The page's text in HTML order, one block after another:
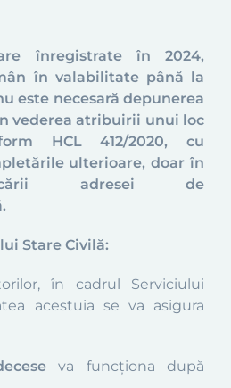
înregistrate în 2024,
în valabilitate până la
este necesară depunerea
vederea atribuirii unui loc
HCL 412/2020, cu
ulterioare, doar în
adresei de
Stare Civilă:
în cadrul Serviciului
acestuia se va asigura
va funcționa după